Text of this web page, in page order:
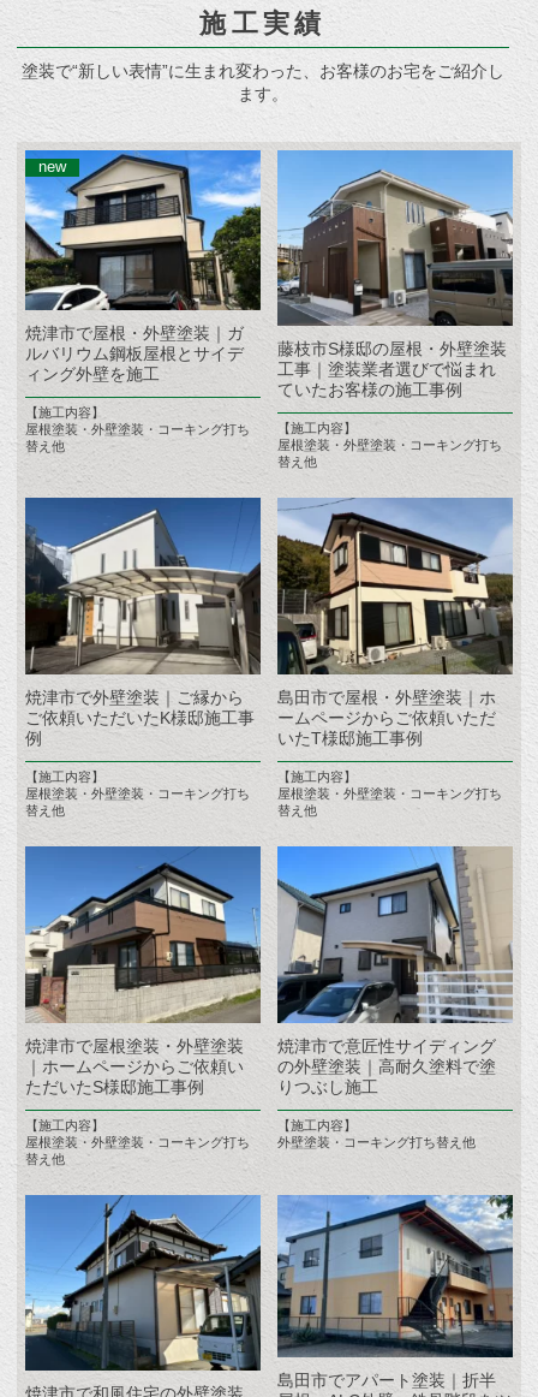
施工実績
塗装で“新しい表情”に生まれ変わった、お客様のお宅をご紹介し
ます。
焼津市で屋根・外壁塗装｜ガ
ルバリウム鋼板屋根とサイデ
ィング外壁を施工
【施工内容】
屋根塗装・外壁塗装・コーキング打ち
替え他
藤枝市S様邸の屋根・外壁塗装
工事｜塗装業者選びで悩まれ
ていたお客様の施工事例
【施工内容】
屋根塗装・外壁塗装・コーキング打ち
替え他
焼津市で外壁塗装｜ご縁から
ご依頼いただいたK様邸施工事
例
【施工内容】
屋根塗装・外壁塗装・コーキング打ち
替え他
島田市で屋根・外壁塗装｜ホ
ームページからご依頼いただ
いたT様邸施工事例
【施工内容】
屋根塗装・外壁塗装・コーキング打ち
替え他
焼津市で屋根塗装・外壁塗装
｜ホームページからご依頼い
ただいたS様邸施工事例
【施工内容】
屋根塗装・外壁塗装・コーキング打ち
替え他
焼津市で意匠性サイディング
の外壁塗装｜高耐久塗料で塗
りつぶし施工
【施工内容】
外壁塗装・コーキング打ち替え他
島田市でアパート塗装｜折半